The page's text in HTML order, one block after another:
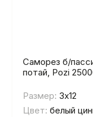
Саморез б/
потай, Pozi
Размер: 3х12
Цвет: белый